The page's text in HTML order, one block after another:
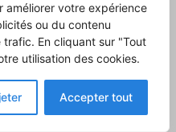
améliorer votre expérience
ou du contenu
En cliquant sur "Tout
utilisation des cookies.
Accepter tout